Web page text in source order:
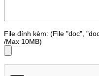
File đính kèm: (File "doc",
/Max 10MB)